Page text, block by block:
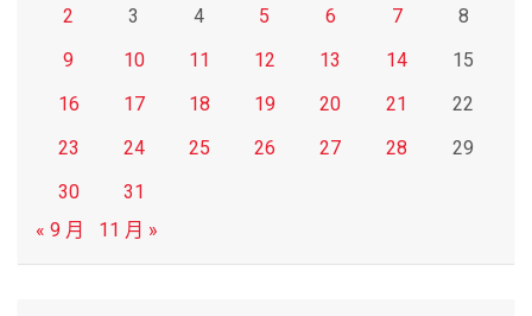
2 3 4 5 6 7
8
9
10 11 12 13 14
15
16
17 18 19 20 21
22
23
24 25 26 27 28
29
30
31
« 9 月
11 月 »